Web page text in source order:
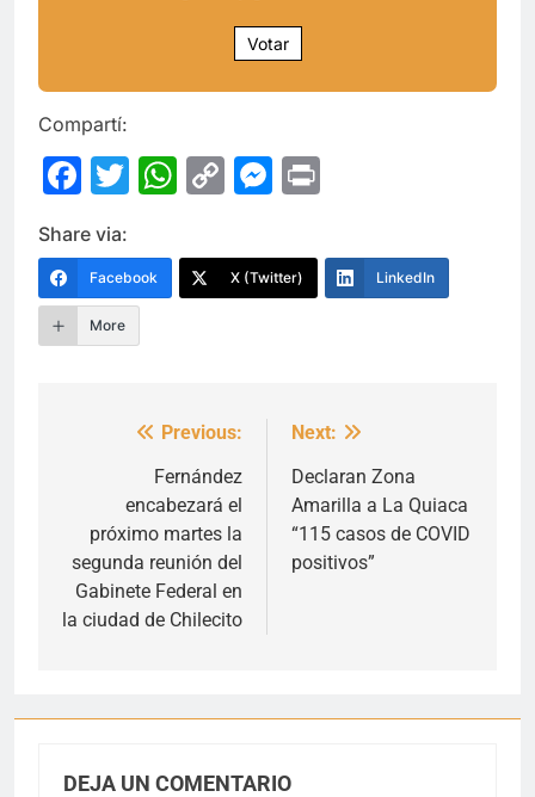
Votar
Compartí:
Facebook
Twitter
WhatsApp
CopyMessenger
Share via:
Facebook X (Twitter) LinkedIn
More
Navegación
entradas
Previous:
Fernández
encabezará el
próximo martes la
segunda reunión del
Gabinete Federal en
la ciudad de Chilecito
Next:
Declaran Zona
Amarilla a La Quiaca
“115 casos de COVID
positivos”
DEJA UN COMENTARIO